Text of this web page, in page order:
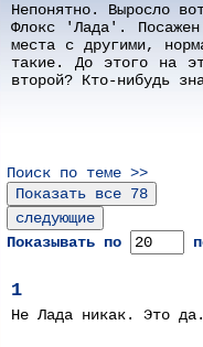
Непонятно. Выросло
Флокс 'Лада'. Посажен
места с другими,
такие. До этого на
второй? Кто-нибудь
Поиск по теме >>
Показывать по
1
Не Лада никак. Это